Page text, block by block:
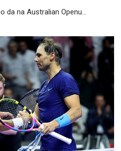
da na Australian Openu...